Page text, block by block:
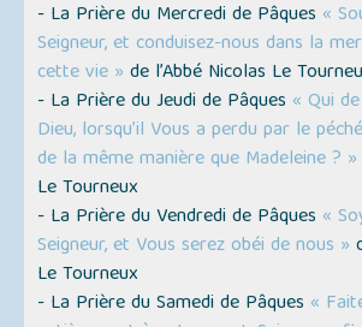
- La Prière du Mercredi de Pâques «
Seigneur, et conduisez-nous dans la
cette vie » de l’Abbé Nicolas Le
- La Prière du Jeudi de Pâques « Qui
Dieu, lorsqu’il Vous a perdu par le
de la même manière que Madeleine ? »
Le Tourneux
- La Prière du Vendredi de Pâques «
Seigneur, et Vous serez obéi de nous »
Le Tourneux
- La Prière du Samedi de Pâques «